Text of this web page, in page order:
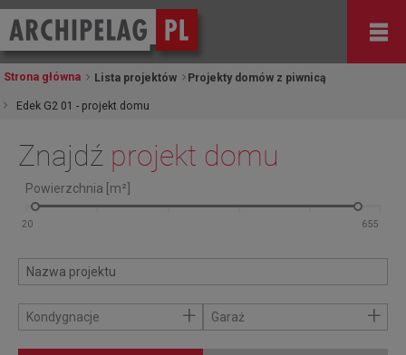
Strona główna Lista projektów Projekty domów z piwnicą
Edek G2 01 - projekt domu
Znajdź projekt domu
Powierzchnia [m²]
Kondygnacje + Garaż +